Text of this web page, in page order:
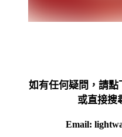
如有任何疑問，請
或直接搜
Email: